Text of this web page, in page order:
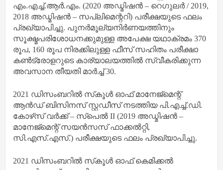
എം.എച്ച്.ആർ.എം. (2020 അഡ്മിഷൻ – റെഗുലർ / 2019,
2018 അഡ്മിഷൻ – സപ്ലിമെന്ററി) പരീക്ഷയുടെ ഫലം
പ്രഖ്യാപിച്ചു. പുനർമൂല്യനിർണയത്തിനും
സൂക്ഷ്മപരിശോധനക്കുമുള്ള അപേക്ഷ യഥാക്രമം 370
രൂപ, 160 രൂപ നിരക്കിലുള്ള ഫീസ് സഹിതം പരീക്ഷാ
കൺട്രോളറുടെ കാര്യാലയത്തിൽ സ്വീകരിക്കുന്ന
അവസാന തീയതി മാർച്ച് 30.
2021 ഡിസംബറിൽ സ്‌കൂൾ ഓഫ് മാനേജ്‌മെന്റ്
ആൻഡ് ബിസിനസ് സ്റ്റഡീസ് നടത്തിയ പി.എച്ച്.ഡി.
കോഴ്‌സ് വർക്ക് – സ്‌പെൽ II (2019 അഡ്മിഷൻ –
മാനേജ്‌മെന്റ് സയൻസസ് ഫാക്കൽറ്റി,
സി.എസ്.എസ്.) പരീക്ഷയുടെ ഫലം പ്രഖ്യാപിച്ചു.
2021 ഡിസംബറിൽ സ്‌കൂൾ ഓഫ് കെമിക്കൽ